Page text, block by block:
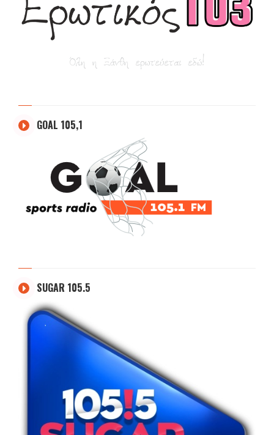
GOAL 105,1
SUGAR 105.5